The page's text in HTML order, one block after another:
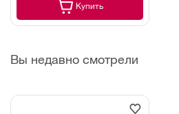
Купить
Вы недавно смотрели